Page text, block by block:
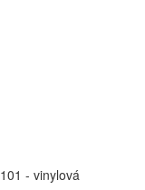
- vinylová